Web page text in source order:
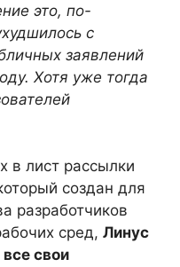
это, по-
с
заявлений
Хотя уже тогда
в лист рассылки
создан для
разработчиков
сред, Линус
свои